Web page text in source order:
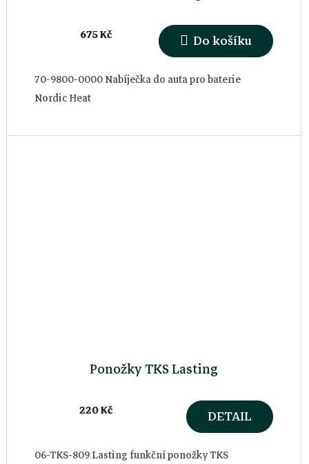
675 Kč Do košíku
70-9800-0000 Nabíječka do auta pro baterie
Nordic Heat
Ponožky TKS Lasting
220 Kč DETAIL
06-TKS-809 Lasting funkční ponožky TKS